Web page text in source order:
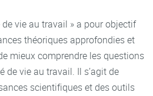
de vie au travail » a pour objectif
théoriques approfondies et
mieux comprendre les questions
de vie au travail. Il s’agit de
scientifiques et des outils